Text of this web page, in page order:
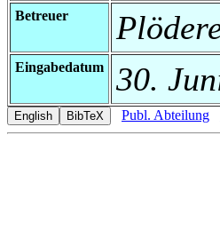
Betreuer
Eingabedatum 30.
Publ. Abteilung